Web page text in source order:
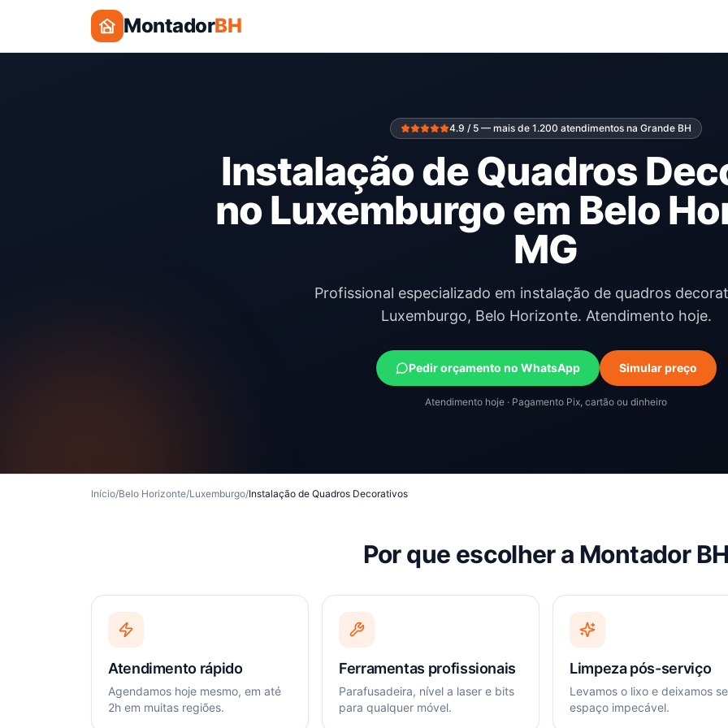
MontadorBH
4.9 / 5 — mais de 1.200 atendimentos na Grande BH
Instalação de Quadros
no Luxemburgo em Belo
MG
Profissional especializado em instalação de quadros
Luxemburgo, Belo Horizonte. Atendimento hoje.
Pedir orçamento no WhatsApp Simular preço
Atendimento hoje · Pagamento Pix, cartão ou dinheiro
Início/Belo Horizonte/Luxemburgo/Instalação de Quadros Decorativos
Por que escolher a Montador
Atendimento rápido
Agendamos hoje mesmo, em até
2h em muitas regiões.
Ferramentas profissionais
Parafusadeira, nível a laser e bits
para qualquer móvel.
Limpeza pós-serviço
Levamos o lixo e deixamos
espaço impecável.